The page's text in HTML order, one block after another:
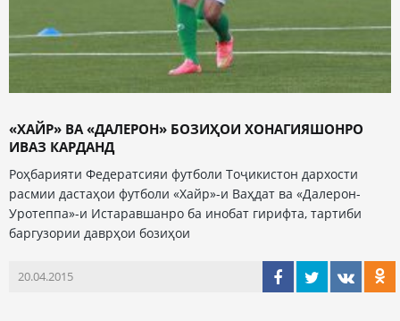
«ХАЙР» ВА «ДАЛЕРОН» БОЗИҲОИ ХОНАГИЯШОНРО
ИВАЗ КАРДАНД
Роҳбарияти Федератсияи футболи Тоҷикистон дархости
расмии дастаҳои футболи «Хайр»-и Ваҳдат ва «Далерон-
Уротеппа»-и Истаравшанро ба инобат гирифта, тартиби
баргузории даврҳои бозиҳои
20.04.2015